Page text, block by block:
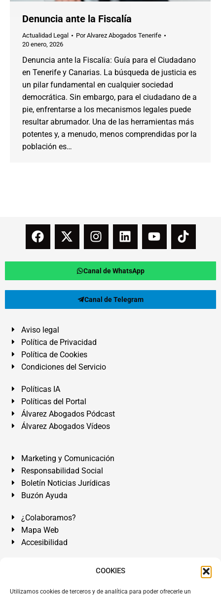
COOKIES
Utilizamos cookies de terceros y de analítica para poder ofrecerle un
Denuncia ante la Fiscalía
Actualidad Legal PorAlvarez Abogados Tenerife
20 enero, 2026
Denuncia ante la Fiscalía: Guía para el Ciudadano
en Tenerife y Canarias. La búsqueda de justicia es
un pilar fundamental en cualquier sociedad
democrática. Sin embargo, para el ciudadano de a
pie, enfrentarse a los mecanismos legales puede
resultar abrumador. Una de las herramientas más
potentes y, a menudo, menos comprendidas por la
población es…
Canal de WhatsApp
Canal de Telegram
Aviso legal
Política de Privacidad
Política de Cookies
Condiciones del Servicio
Políticas IA
Políticas del Portal
Álvarez Abogados Pódcast
Álvarez Abogados Vídeos
Marketing y Comunicación
Responsabilidad Social
Boletín Noticias Jurídicas
Buzón Ayuda
¿Colaboramos?
Mapa Web
Accesibilidad
Álvarez Abogados Tenerife:Calle Teobaldo Power Nº 7,
de Tenerife. Islas Canarias.